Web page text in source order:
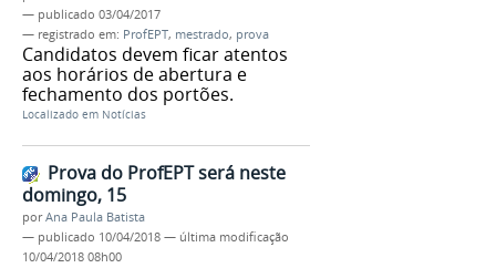
— publicado 03/04/2017
— registrado em: ProfEPT, mestrado, prova
Candidatos devem ficar atentos
aos horários de abertura e
fechamento dos portões.
Localizado em Notícias
Prova do ProfEPT será neste
domingo, 15
porAna Paula Batista
— publicado 10/04/2018 — última modificação
10/04/2018 08h00